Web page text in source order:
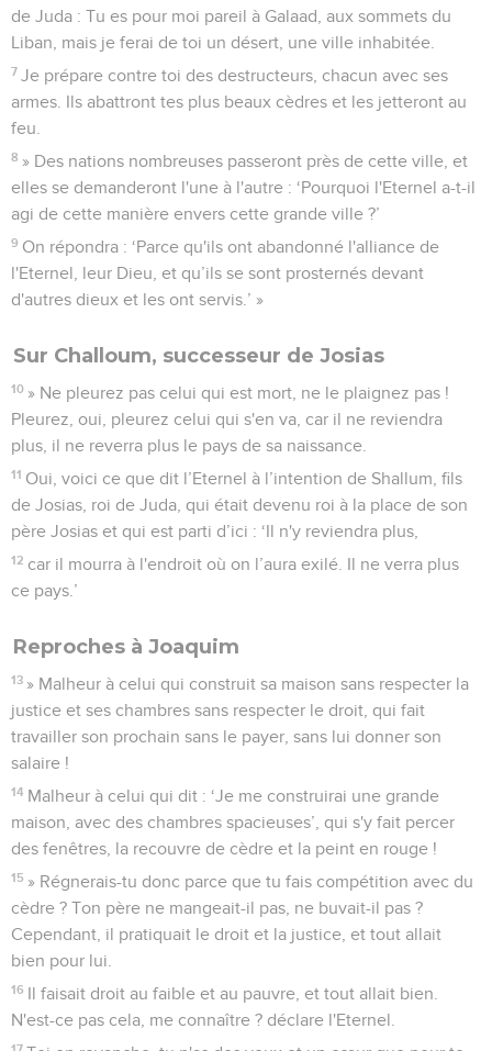
de Juda : Tu es pour moi pareil à Galaad, aux sommets du
Liban, mais je ferai de toi un désert, une ville inhabitée.
7 Je prépare contre toi des destructeurs, chacun avec ses
armes. Ils abattront tes plus beaux cèdres et les jetteront au
feu.
8 » Des nations nombreuses passeront près de cette ville, et
elles se demanderont l'une à l'autre : ‘Pourquoi l'Eternel a-t-il
agi de cette manière envers cette grande ville ?’
9 On répondra : ‘Parce qu'ils ont abandonné l'alliance de
l'Eternel, leur Dieu, et qu’ils se sont prosternés devant
d'autres dieux et les ont servis.’ »
Sur Challoum, successeur de Josias
10 » Ne pleurez pas celui qui est mort, ne le plaignez pas !
Pleurez, oui, pleurez celui qui s'en va, car il ne reviendra
plus, il ne reverra plus le pays de sa naissance.
11 Oui, voici ce que dit l’Eternel à l’intention de Shallum, fils
de Josias, roi de Juda, qui était devenu roi à la place de son
père Josias et qui est parti d’ici : ‘Il n'y reviendra plus,
12 car il mourra à l'endroit où on l’aura exilé. Il ne verra plus
ce pays.’
Reproches à Joaquim
13 » Malheur à celui qui construit sa maison sans respecter la
justice et ses chambres sans respecter le droit, qui fait
travailler son prochain sans le payer, sans lui donner son
salaire !
14 Malheur à celui qui dit : ‘Je me construirai une grande
maison, avec des chambres spacieuses’, qui s'y fait percer
des fenêtres, la recouvre de cèdre et la peint en rouge !
15 » Régnerais-tu donc parce que tu fais compétition avec du
cèdre ? Ton père ne mangeait-il pas, ne buvait-il pas ?
Cependant, il pratiquait le droit et la justice, et tout allait
bien pour lui.
16 Il faisait droit au faible et au pauvre, et tout allait bien.
N'est-ce pas cela, me connaître ? déclare l'Eternel.
17